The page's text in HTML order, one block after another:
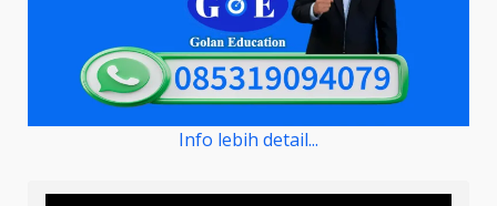
Info lebih detail...